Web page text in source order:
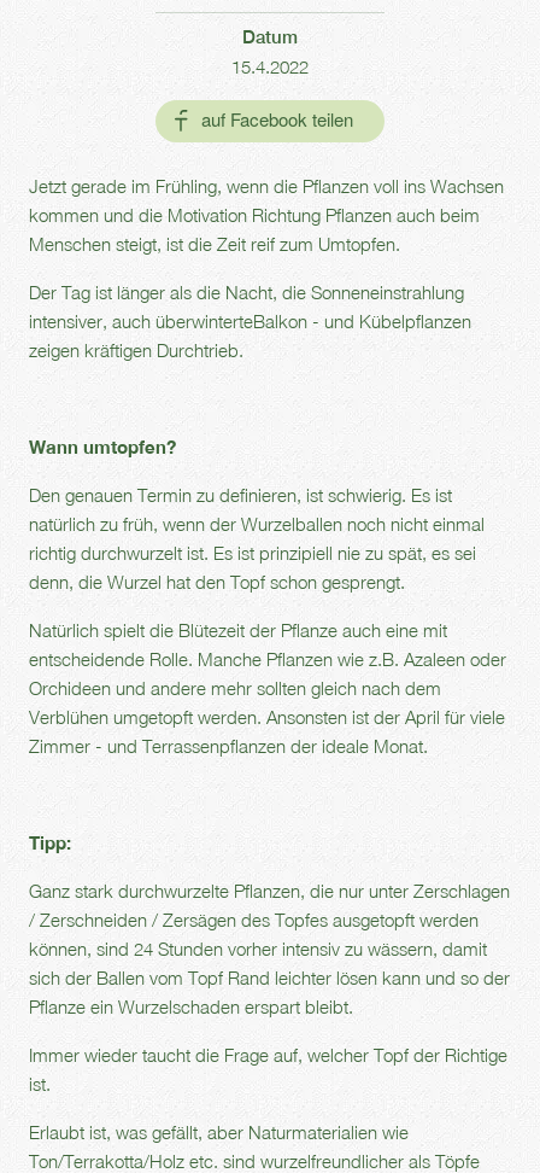
Jetzt gerade im Frühling, wenn die Pflanzen voll ins Wachsen
kommen und die Motivation Richtung Pflanzen auch beim
Menschen steigt, ist die Zeit reif zum Umtopfen.
Der Tag ist länger als die Nacht, die Sonneneinstrahlung
intensiver, auch überwinterteBalkon - und Kübelpflanzen
zeigen kräftigen Durchtrieb.
Wann umtopfen?
Den genauen Termin zu definieren, ist schwierig. Es ist
natürlich zu früh, wenn der Wurzelballen noch nicht einmal
richtig durchwurzelt ist. Es ist prinzipiell nie zu spät, es sei
denn, die Wurzel hat den Topf schon gesprengt.
Natürlich spielt die Blütezeit der Pflanze auch eine mit
entscheidende Rolle. Manche Pflanzen wie z.B. Azaleen oder
Orchideen und andere mehr sollten gleich nach dem
Verblühen umgetopft werden. Ansonsten ist der April für viele
Zimmer - und Terrassenpflanzen der ideale Monat.
Tipp:
Ganz stark durchwurzelte Pflanzen, die nur unter Zerschlagen
/ Zerschneiden / Zersägen des Topfes ausgetopft werden
können, sind 24 Stunden vorher intensiv zu wässern, damit
sich der Ballen vom Topf Rand leichter lösen kann und so der
Pflanze ein Wurzelschaden erspart bleibt.
Immer wieder taucht die Frage auf, welcher Topf der Richtige
ist.
Erlaubt ist, was gefällt, aber Naturmaterialien wie
Ton/Terrakotta/Holz etc. sind wurzelfreundlicher als Töpfe
Datum
15.4.2022